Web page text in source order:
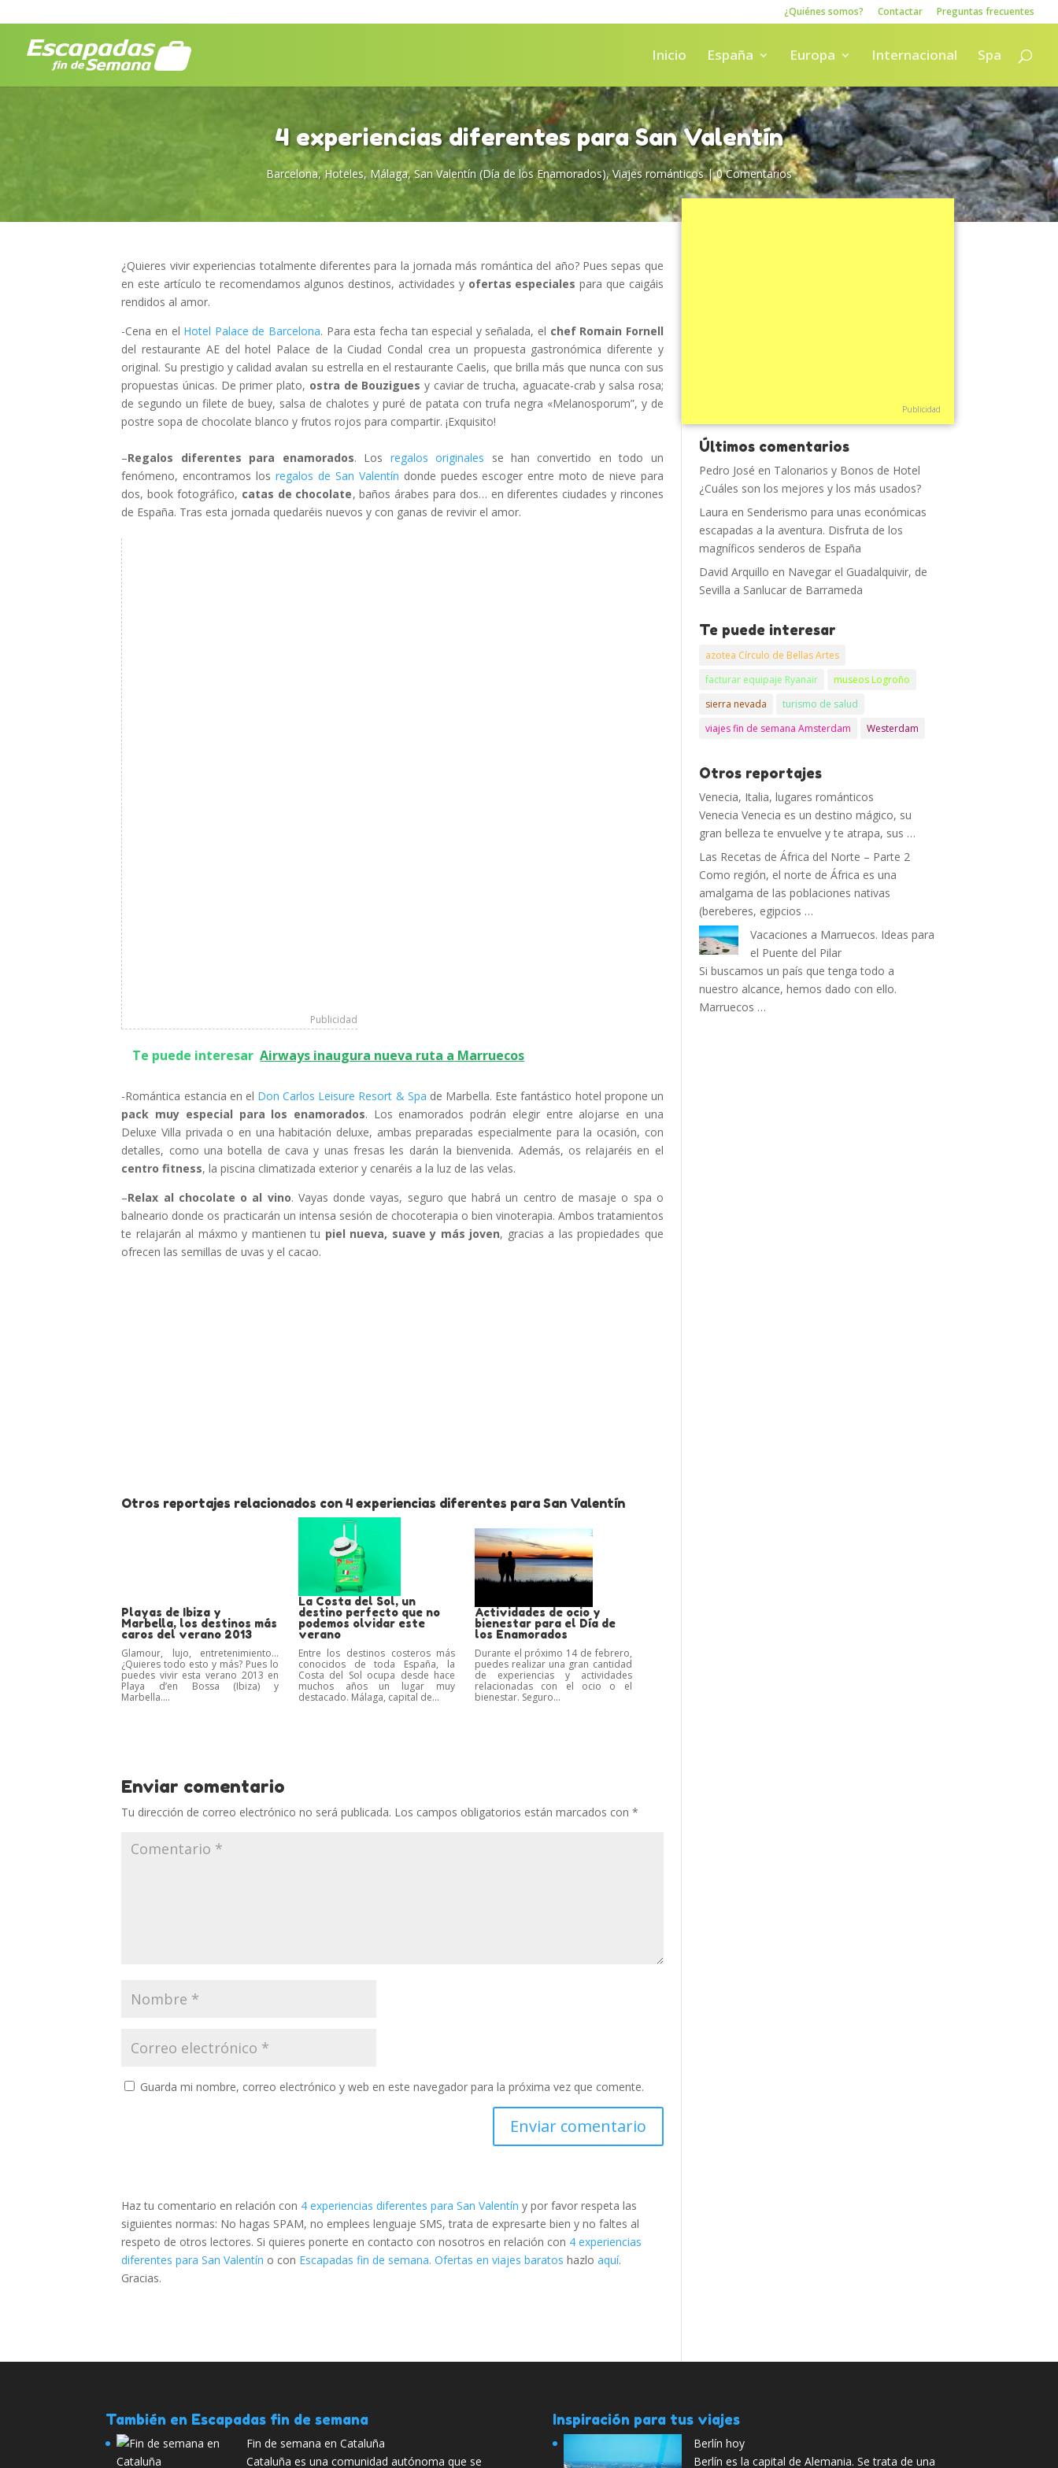
¿Quiénes somos? Contactar Preguntas frecuentes
Inicio España Europa Internacional Spa
4 experiencias diferentes para San Valentín
Barcelona,Hoteles, Málaga,San Valentín (Día de los Enamorados),Viajes románticos|0 Comentarios
¿Quieres vivir experiencias totalmente diferentes para la jornada más romántica del año? Pues sepas que
en este artículo te recomendamos algunos destinos, actividades y ofertas especiales para que caigáis
rendidos al amor.
-Cena en el Hotel Palace de Barcelona. Para esta fecha tan especial y señalada, el chef Romain Fornell
del restaurante AE del hotel Palace de la Ciudad Condal crea un propuesta gastronómica diferente y
original. Su prestigio y calidad avalan su estrella en el restaurante Caelis, que brilla más que nunca con sus
propuestas únicas. De primer plato, ostra de Bouzigues y caviar de trucha, aguacate-crab y salsa rosa;
de segundo un filete de buey, salsa de chalotes y puré de patata con trufa negra «Melanosporum”, y de
postre sopa de chocolate blanco y frutos rojos para compartir. ¡Exquisito!
–Regalos diferentes para enamorados. Los regalos originales se han convertido en todo un
fenómeno, encontramos losregalos de San Valentín donde puedes escoger entre moto de nieve para
dos, book fotográfico, catas de chocolate, baños árabes para dos… en diferentes ciudades y rincones
de España. Tras esta jornada quedaréis nuevos y con ganas de revivir el amor.
Publicidad
Te puede interesar Airways inaugura nueva ruta a Marruecos
-Romántica estancia en el Don Carlos Leisure Resort & Spa de Marbella. Este fantástico hotel propone un
pack muy especial para los enamorados. Los enamorados podrán elegir entre alojarse en una
Deluxe Villa privada o en una habitación deluxe, ambas preparadas especialmente para la ocasión, con
detalles, como una botella de cava y unas fresas les darán la bienvenida. Además, os relajaréis en el
centro fitness, la piscina climatizada exterior y cenaréis a la luz de las velas.
–Relax al chocolate o al vino. Vayas donde vayas, seguro que habrá un centro de masaje o spa o
balneario donde os practicarán un intensa sesión de chocoterapia o bien vinoterapia. Ambos tratamientos
te relajarán al máxmo y mantienen tu piel nueva, suave y más joven, gracias a las propiedades que
ofrecen las semillas de uvas y el cacao.
Otros reportajes relacionados con 4 experiencias diferentes para San Valentín
Playas de Ibiza y
Marbella, los destinos más
caros del verano 2013
Glamour, lujo, entretenimiento…
¿Quieres todo esto y más? Pues lo
puedes vivir esta verano 2013 en
Playa d’en Bossa (Ibiza) y
Marbella....
La Costa del Sol, un
destino perfecto que no
podemos olvidar este
verano
Entre los destinos costeros más
conocidos de toda España, la
Costa del Sol ocupa desde hace
muchos años un lugar muy
destacado. Málaga, capital de...
Actividades de ocio y
bienestar para el Día de
los Enamorados
Durante el próximo 14 de febrero,
puedes realizar una gran cantidad
de experiencias y actividades
relacionadas con el ocio o el
bienestar. Seguro...
Enviar comentario
Tu dirección de correo electrónico no será publicada. Los campos obligatorios están marcados con*
Guarda mi nombre, correo electrónico y web en este navegador para la próxima vez que comente.
Haz tu comentario en relación con 4 experiencias diferentes para San Valentín y por favor respeta las
siguientes normas: No hagas SPAM, no emplees lenguaje SMS, trata de expresarte bien y no faltes al
respeto de otros lectores. Si quieres ponerte en contacto con nosotros en relación con 4 experiencias
diferentes para San Valentín o con Escapadas fin de semana. Ofertas en viajes baratos hazloaquí.
Gracias.
Publicidad
Últimos comentarios
Pedro José en Talonarios y Bonos de Hotel
¿Cuáles son los mejores y los más usados?
Laura en Senderismo para unas económicas
escapadas a la aventura. Disfruta de los
magníficos senderos de España
David Arquillo en Navegar el Guadalquivir, de
Sevilla a Sanlucar de Barrameda
Te puede interesar
azotea Círculo de Bellas Artes
facturar equipaje Ryanair
museos Logroño
sierra nevada
turismo de salud
viajes fin de semana Amsterdam
Westerdam
Otros reportajes
Venecia, Italia, lugares románticos
Venecia Venecia es un destino mágico, su
gran belleza te envuelve y te atrapa, sus …
Las Recetas de África del Norte – Parte 2
Como región, el norte de África es una
amalgama de las poblaciones nativas
(bereberes, egipcios …
Vacaciones a Marruecos. Ideas para
el Puente del Pilar
Si buscamos un país que tenga todo a
nuestro alcance, hemos dado con ello.
Marruecos …
También en Escapadas fin de semana
Fin de semana en Cataluña
Cataluña es una comunidad autónoma que se
Inspiración para tus viajes
Berlín hoy
Berlín es la capital de Alemania. Se trata de una